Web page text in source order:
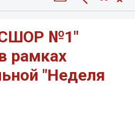
№1"
рамках
"Неделя